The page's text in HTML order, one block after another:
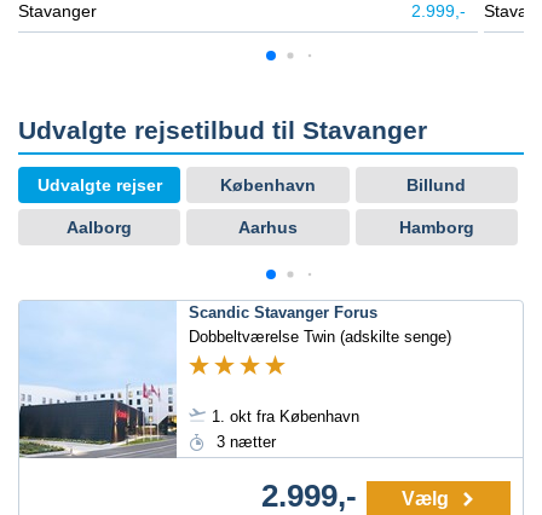
Stavanger 2.999,-
Udvalgte rejsetilbud til Stavanger
Udvalgte rejser København Billund
Aalborg Aarhus Hamborg
Scandic Stavanger Forus
Dobbeltværelse Twin (adskilte senge)
1. okt fra København
3 nætter
2.999,- Vælg